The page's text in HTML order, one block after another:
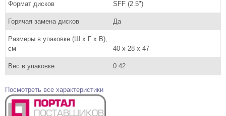
Формат дисков SFF (2.5")
Горячая замена дисков Да
Размеры в упаковке (Ш x Г x В),
см
40 x 28 x 47
Вес в упаковке 0.42
Посмотреть все характеристики